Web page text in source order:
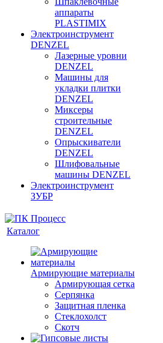
аппараты
PLASTIMIX
Электроинструмент
DENZEL
Лазерные уровни
DENZEL
Машины для
укладки плитки
DENZEL
Миксеры
строительные
DENZEL
Опрыскиватели
DENZEL
Шлифовальные
машины DENZEL
Электроинструмент
ЗУБР
Каталог
Армирующие материалы
Армирующая сетка
Серпянка
Защитная пленка
Стеклохолст
Скотч